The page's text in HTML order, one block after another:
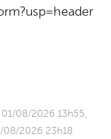
08/2026 13h55,
08/2026 23h18